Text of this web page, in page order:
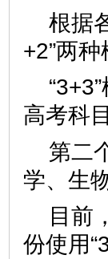
根据
+2”两种
高考科
第二
学、生
目前
份使用